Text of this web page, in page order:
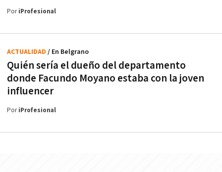
PoriProfesional
Quién sería el dueño del departamento
donde Facundo Moyano estaba con la joven
influencer
ACTUALIDAD / En Belgrano
PoriProfesional